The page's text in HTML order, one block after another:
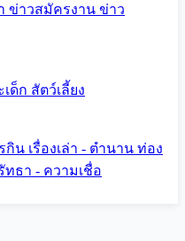
ข่าวสมัครงาน ข่าว
ด็ก สัตว์เลี้ยง
กิน เรื่องเล่า - ตำนาน ท่อง
ทธา - ความเชื่อ